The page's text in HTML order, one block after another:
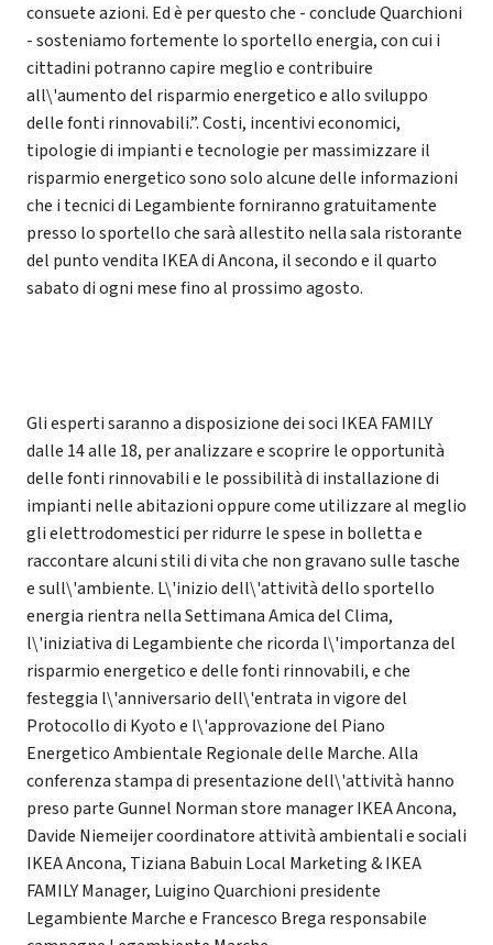
consuete azioni. Ed è per questo che - conclude Quarchioni
- sosteniamo fortemente lo sportello energia, con cui i
cittadini potranno capire meglio e contribuire
all\'aumento del risparmio energetico e allo sviluppo
delle fonti rinnovabili.”. Costi, incentivi economici,
tipologie di impianti e tecnologie per massimizzare il
risparmio energetico sono solo alcune delle informazioni
che i tecnici di Legambiente forniranno gratuitamente
presso lo sportello che sarà allestito nella sala ristorante
del punto vendita IKEA di Ancona, il secondo e il quarto
sabato di ogni mese fino al prossimo agosto.
Gli esperti saranno a disposizione dei soci IKEA FAMILY
dalle 14 alle 18, per analizzare e scoprire le opportunità
delle fonti rinnovabili e le possibilità di installazione di
impianti nelle abitazioni oppure come utilizzare al meglio
gli elettrodomestici per ridurre le spese in bolletta e
raccontare alcuni stili di vita che non gravano sulle tasche
e sull\'ambiente. L\'inizio dell\'attività dello sportello
energia rientra nella Settimana Amica del Clima,
l\'iniziativa di Legambiente che ricorda l\'importanza del
risparmio energetico e delle fonti rinnovabili, e che
festeggia l\'anniversario dell\'entrata in vigore del
Protocollo di Kyoto e l\'approvazione del Piano
Energetico Ambientale Regionale delle Marche. Alla
conferenza stampa di presentazione dell\'attività hanno
preso parte Gunnel Norman store manager IKEA Ancona,
Davide Niemeijer coordinatore attività ambientali e sociali
IKEA Ancona, Tiziana Babuin Local Marketing & IKEA
FAMILY Manager, Luigino Quarchioni presidente
Legambiente Marche e Francesco Brega responsabile